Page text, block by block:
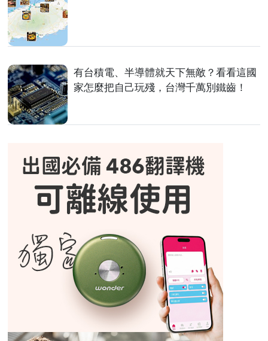
有台積電、半導體就天下無敵？看看這國
家怎麼把自己玩殘，台灣千萬別鐵齒！